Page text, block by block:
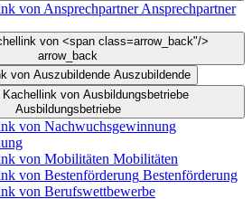
Ansprechpartner
arrow_back"/>
arrow_back
Auszubildende
Ausbildungsbetriebe
Mobilitäten
Bestenförderung